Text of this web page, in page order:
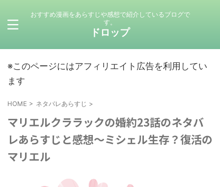
おすすめ漫画をあらすじや感想で紹介しているブログで
す。
ドロップ
※このページにはアフィリエイト広告を利用してい
ます
HOME > ネタバレあらすじ >
マリエルクララックの婚約23話のネタバ
レあらすじと感想～ミシェル生存？復活の
マリエル